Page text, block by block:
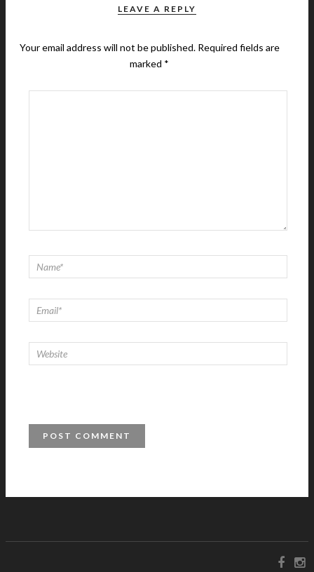
LEAVE A REPLY
Your email address will not be published.Required fields are
marked *